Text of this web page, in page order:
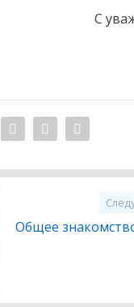
С
Общее